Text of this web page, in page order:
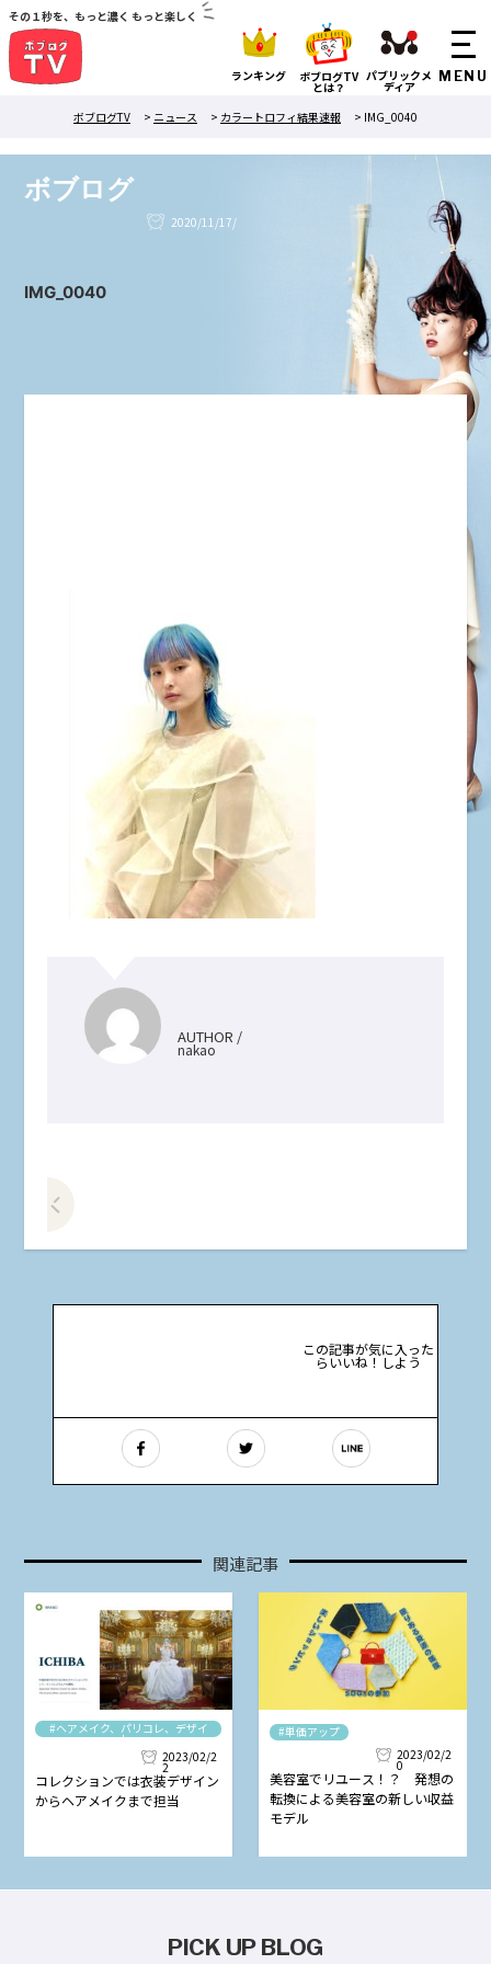
その１秒を、もっと濃く もっと楽しく
ランキング ボブログTV
とは？
パブリックメ
ディア
ボブログTV
> ニュース > カラートロフィ結果速報 > IMG_0040
ボブログ
2020/11/17/
IMG_0040
AUTHOR /
nakao
この記事が気に入った
らいいね！しよう
関連記事
#ヘアメイク、パリコレ、デザイ
ナー
2023/02/2
2
コレクションでは衣装デザイン
からヘアメイクまで担当
#単価アップ
2023/02/2
0
美容室でリユース！？ 発想の
転換による美容室の新しい収益
モデル
PICK UP BLOG